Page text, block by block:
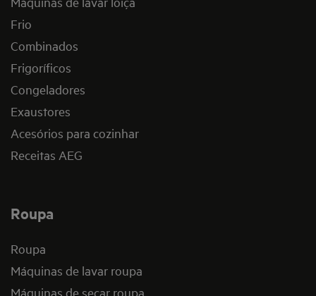
Frio
Combinados
Frigoríficos
Congeladores
Exaustores
Acesórios para cozinhar
Receitas AEG
Roupa
Roupa
Máquinas de lavar roupa
Máquinas de secar roupa